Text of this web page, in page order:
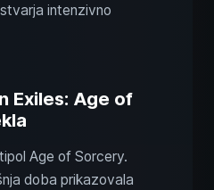
intenzivno
Exiles: Age of
Age of Sorcery.
doba prikazovala